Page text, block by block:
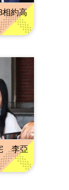
相約高
李亞